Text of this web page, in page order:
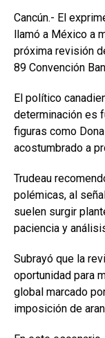
Cancún.- El
llamó a México a
próxima revisión
89 Convención
El político
determinación es
figuras como
acostumbrado a
Trudeau
polémicas, al
suelen surgir
paciencia y
Subrayó que la
oportunidad para
global marcado
imposición de